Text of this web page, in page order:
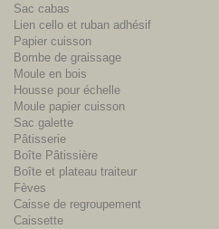
Sac cabas
Lien cello et ruban adhésif
Papier cuisson
Bombe de graissage
Moule en bois
Housse pour échelle
Moule papier cuisson
Sac galette
Pâtisserie
Boîte Pâtissière
Boîte et plateau traiteur
Fèves
Caisse de regroupement
Caissette